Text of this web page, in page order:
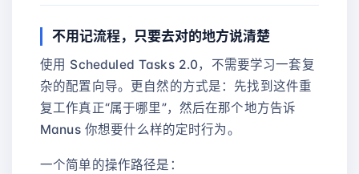
不用记流程，只要去对的地方说清楚
使用 Scheduled Tasks 2.0，不需要学习一套复
杂的配置向导。更自然的方式是：先找到这件重
复工作真正“属于哪里”，然后在那个地方告诉
Manus 你想要什么样的定时行为。
一个简单的操作路径是：